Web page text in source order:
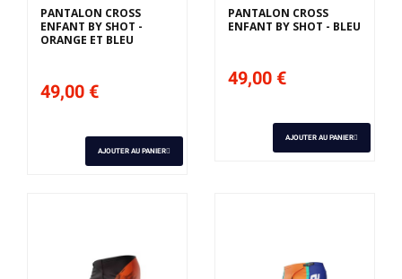
PANTALON CROSS
ENFANT BY SHOT -
ORANGE ET BLEU
49,00 €
AJOUTER AU PANIER
PANTALON CROSS
ENFANT BY SHOT - BLEU
49,00 €
AJOUTER AU PANIER